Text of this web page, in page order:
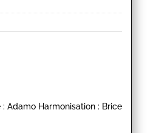
Adamo Harmonisation : Brice